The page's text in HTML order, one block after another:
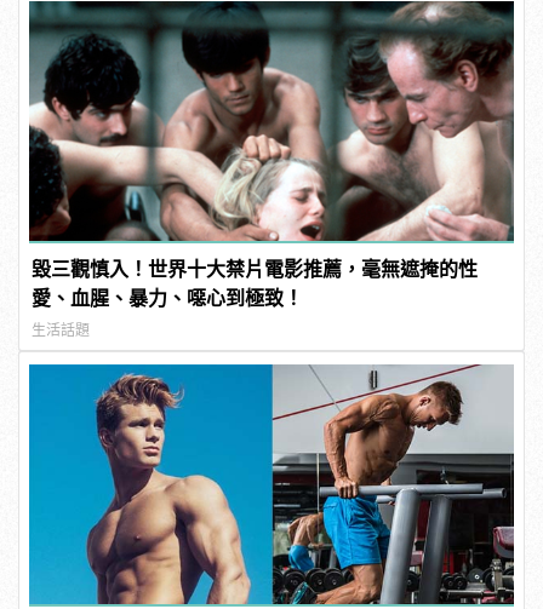
毀三觀慎入！世界十大禁片電影推薦，毫無遮掩的性
愛、血腥、暴力、噁心到極致！
生活話題